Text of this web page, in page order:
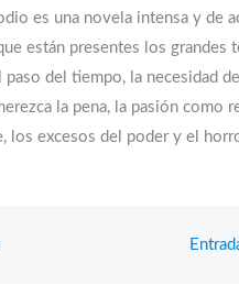
es una novela intensa y de
están presentes los grandes
paso del tiempo, la necesidad
la pena, la pasión como
los excesos del poder y el